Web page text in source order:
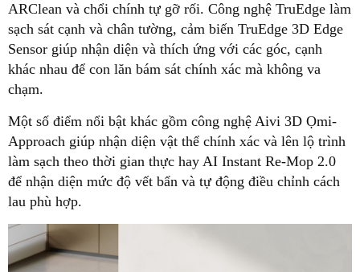
ARClean và chổi chính tự gỡ rối. Công nghệ TruEdge làm
sạch sát cạnh và chân tường, cảm biến TruEdge 3D Edge
Sensor giúp nhận diện và thích ứng với các góc, cạnh
khác nhau để con lăn bám sát chính xác mà không va
chạm.
Một số điểm nổi bật khác gồm công nghệ Aivi 3D Ọmi-
Approach giúp nhận diện vật thể chính xác và lên lộ trình
làm sạch theo thời gian thực hay AI Instant Re-Mop 2.0
để nhận diện mức độ vết bẩn và tự động điều chỉnh cách
lau phù hợp.